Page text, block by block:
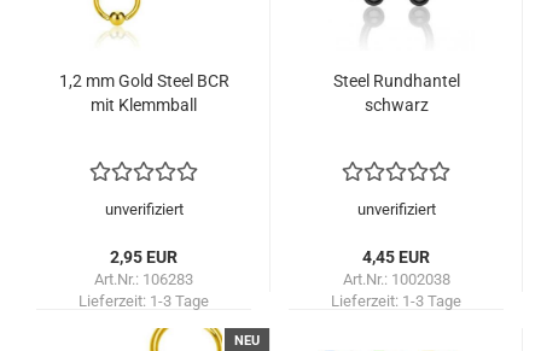
1,2 mm Gold Steel BCR
mit Klemmball
unverifiziert
2,95 EUR
Art.Nr.: 106283
Lieferzeit: 1-3 Tage
Steel Rundhantel
schwarz
unverifiziert
4,45 EUR
Art.Nr.: 1002038
Lieferzeit: 1-3 Tage
NEU